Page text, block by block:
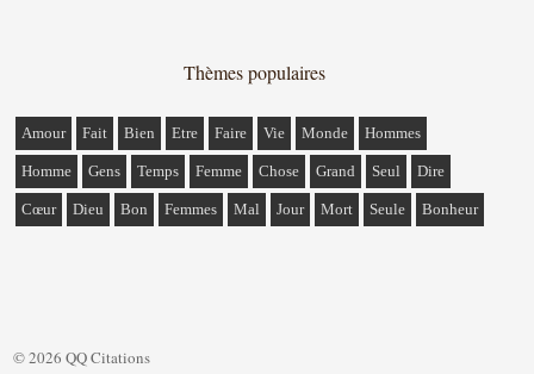
Thèmes populaires
Amour Fait Bien Etre Faire Vie Monde Hommes
Homme Gens Temps Femme Chose Grand Seul Dire
Cœur Dieu Bon Femmes Mal Jour Mort Seule Bonheur
© 2026 QQ Citations